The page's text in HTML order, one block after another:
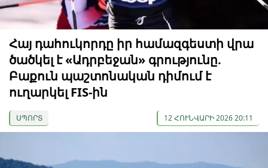
Հայ դահուկորդը իր համազգեստի վրա
ծածկել է «Ադրբեջան» գրությունը.
Բաքուն պաշտոնական դիմում է
ուղարկել FIS-ին
ՍՊՈՐՏ 12 ՀՈՒՆՎԱՐԻ 2026 20:11